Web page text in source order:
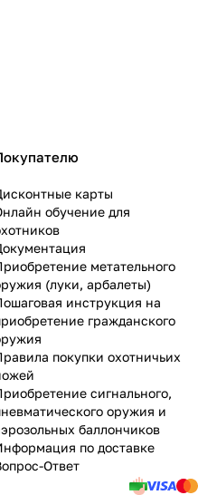
карты
обучение для
метательного
(луки, арбалеты)
инструкция на
гражданского
покупки охотничьих
сигнального,
оружия и
баллончиков
по доставке
Ответ